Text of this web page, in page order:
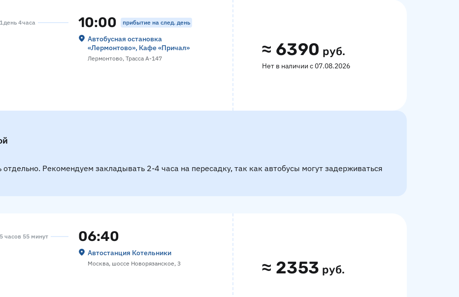
день 4 часа 10:00 прибытие на след. день
Автобусная остановка
«‎Лермонтово», Кафе «‎Причал»
Лермонтово, Трасса А-147 ≈ 6390 руб.
Нет в наличии с 07.08.2026
Рекомендуем закладывать 2-4 часа на пересадку, так как автобусы могут задерживаться
часов 55 минут 06:40
Автостанция Котельники
Москва, шоссе Новорязанское, 3 ≈ 2353 руб.